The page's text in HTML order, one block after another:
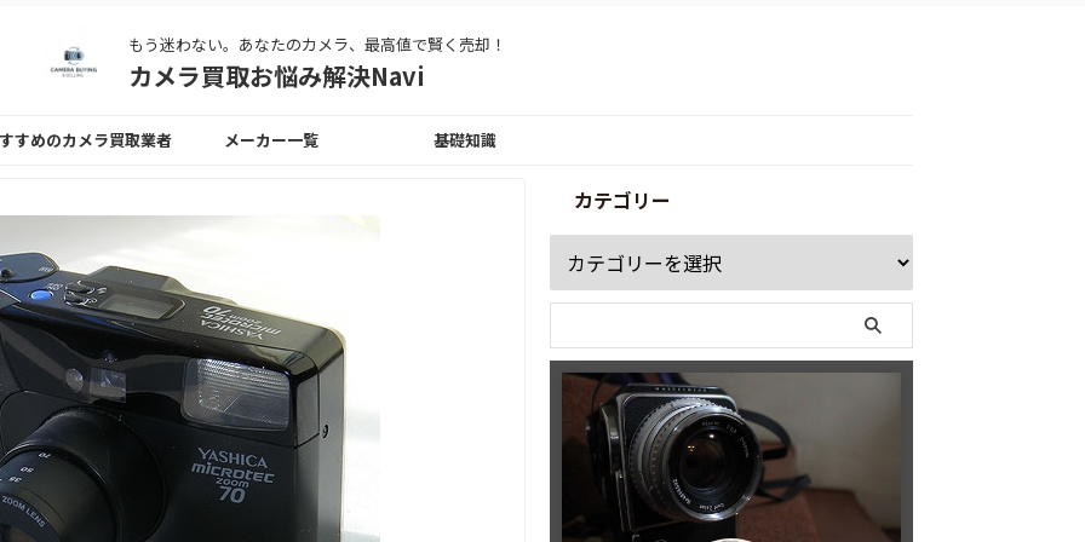
もう迷わない。あなたのカメラ、最高値で賢く売却！
カメラ買取お悩み解決Navi
すめのカメラ買取業者 メーカー一覧 基礎知識
カテゴリー